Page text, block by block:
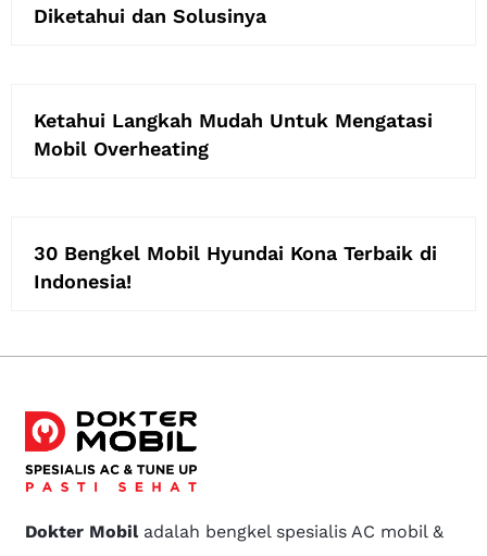
Diketahui dan Solusinya
Ketahui Langkah Mudah Untuk Mengatasi
Mobil Overheating
30 Bengkel Mobil Hyundai Kona Terbaik di
Indonesia!
Dokter Mobiladalah bengkel spesialis AC mobil &